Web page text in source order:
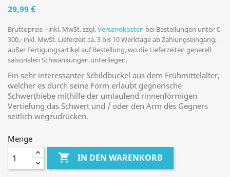
29,99 €
Bruttopreis inkl. MwSt. zzgl.Versandkosten bei Bestellungen unter €
300,- inkl. MwSt. Lieferzeit ca. 3 bis 10 Werktage ab Zahlungseingang,
außer Fertigungsartikel auf Bestellung, wo die Lieferzeiten generell
saisonalen Schwankungen unterliegen.
Ein sehr interessanter Schildbuckel aus dem Frühmittelalter,
welcher es durch seine Form erlaubt gegnerische
Schwerthiebe mithilfe der umlaufend rinnenförmigen
Vertiefung das Schwert und / oder den Arm des Gegners
seitlich wegzudrücken.
Menge
 IN DEN WARENKORB